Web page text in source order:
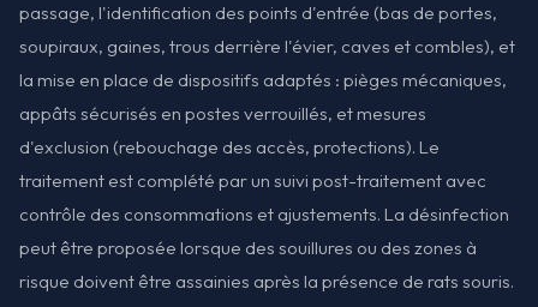
passage, l'identification des points d'entrée (bas de portes,
soupiraux, gaines, trous derrière l'évier, caves et combles), et
la mise en place de dispositifs adaptés : pièges mécaniques,
appâts sécurisés en postes verrouillés, et mesures
d'exclusion (rebouchage des accès, protections). Le
traitement est complété par un suivi post-traitement avec
contrôle des consommations et ajustements. La désinfection
peut être proposée lorsque des souillures ou des zones à
risque doivent être assainies après la présence de rats souris.